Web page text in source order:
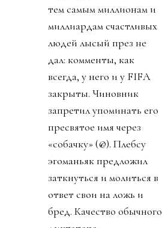
тем самым миллионам и
миллиардам счастливых
людей лысый през не
дал: комменты, как
всегда, у него и у FIFA
закрыты. Чиновник
запретил упоминать его
пресвятое имя через
«собачку» (@). Плебсу
эгоманьяк предложил
заткнуться и молиться в
ответ свои на ложь и
бред. Качество обычного